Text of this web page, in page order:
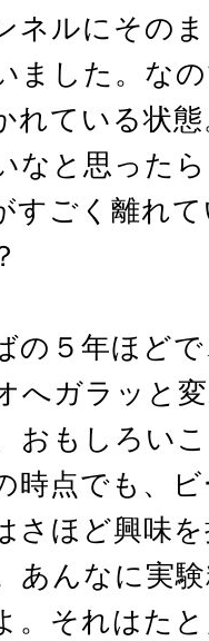
ネルにその
ました。な
れている状
なと思った
すごく離れ
の５年ほど
へガラッと
おもしろい
時点でも、
さほど興味
あんなに実
。それはた